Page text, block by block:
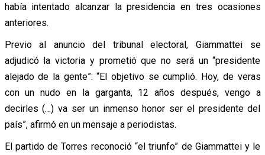
había intentado alcanzar la presidencia en tres ocasiones
anteriores.
Previo al anuncio del tribunal electoral, Giammattei se
adjudicó la victoria y prometió que no será un “presidente
alejado de la gente”: “El objetivo se cumplió. Hoy, de veras
con un nudo en la garganta, 12 años después, vengo a
decirles (…) va ser un inmenso honor ser el presidente del
país”, afirmó en un mensaje a periodistas.
El partido de Torres reconoció “el triunfo” de Giammattei y le